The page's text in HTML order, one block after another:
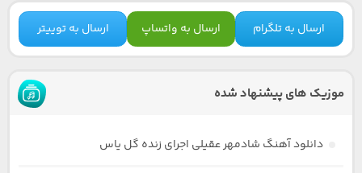
ارسال به تلگرام ارسال به واتساپ ارسال به توییتر
موزیک های پیشنهاد شده
دانلود آهنگ شادمهر عقیلی اجرای زنده گل یاس